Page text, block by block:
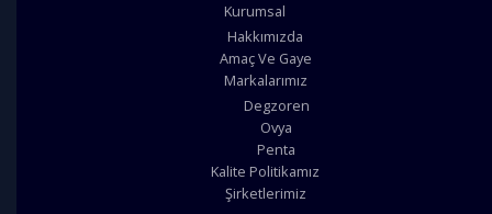
Kurumsal
Hakkımızda
Amaç Ve Gaye
Markalarımız
Degzoren
Ovya
Penta
Kalite Politikamız
Şirketlerimiz